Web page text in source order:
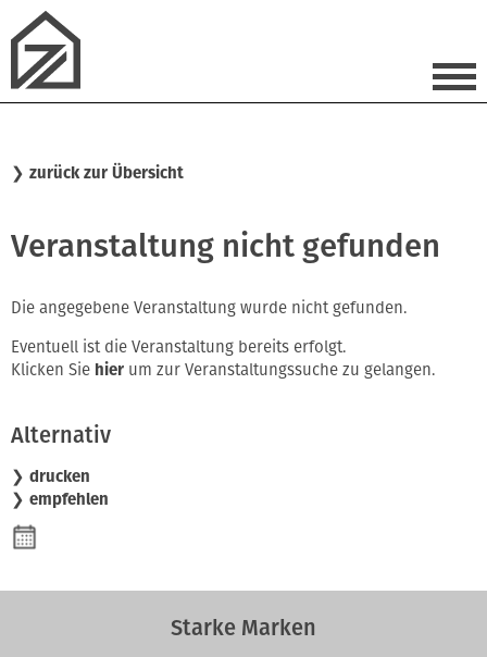
❯ zurück zur Übersicht
Veranstaltung nicht gefunden
Die angegebene Veranstaltung wurde nicht gefunden.
Eventuell ist die Veranstaltung bereits erfolgt.
Klicken Sie hier um zur Veranstaltungssuche zu gelangen.
Alternativ
❯ drucken
❯ empfehlen
Starke Marken